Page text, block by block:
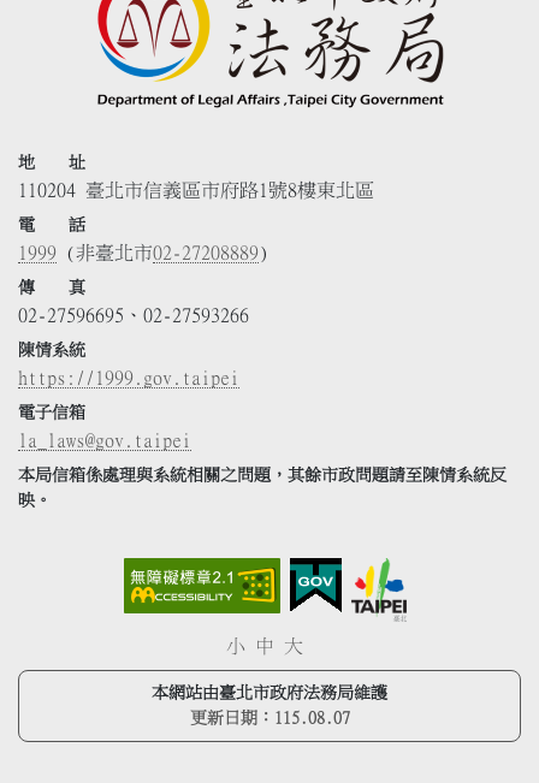
地 址
110204 臺北市信義區市府路1號8樓東北區
電 話
1999 (非臺北市02-27208889)
傳 真
02-27596695、02-27593266
陳情系統
https://1999.gov.taipei
電子信箱
la_laws@gov.taipei
本局信箱係處理與系統相關之問題，其餘市政問題請至陳情系統反
映。
小 中 大
本網站由臺北市政府法務局維護
更新日期： 115.08.07